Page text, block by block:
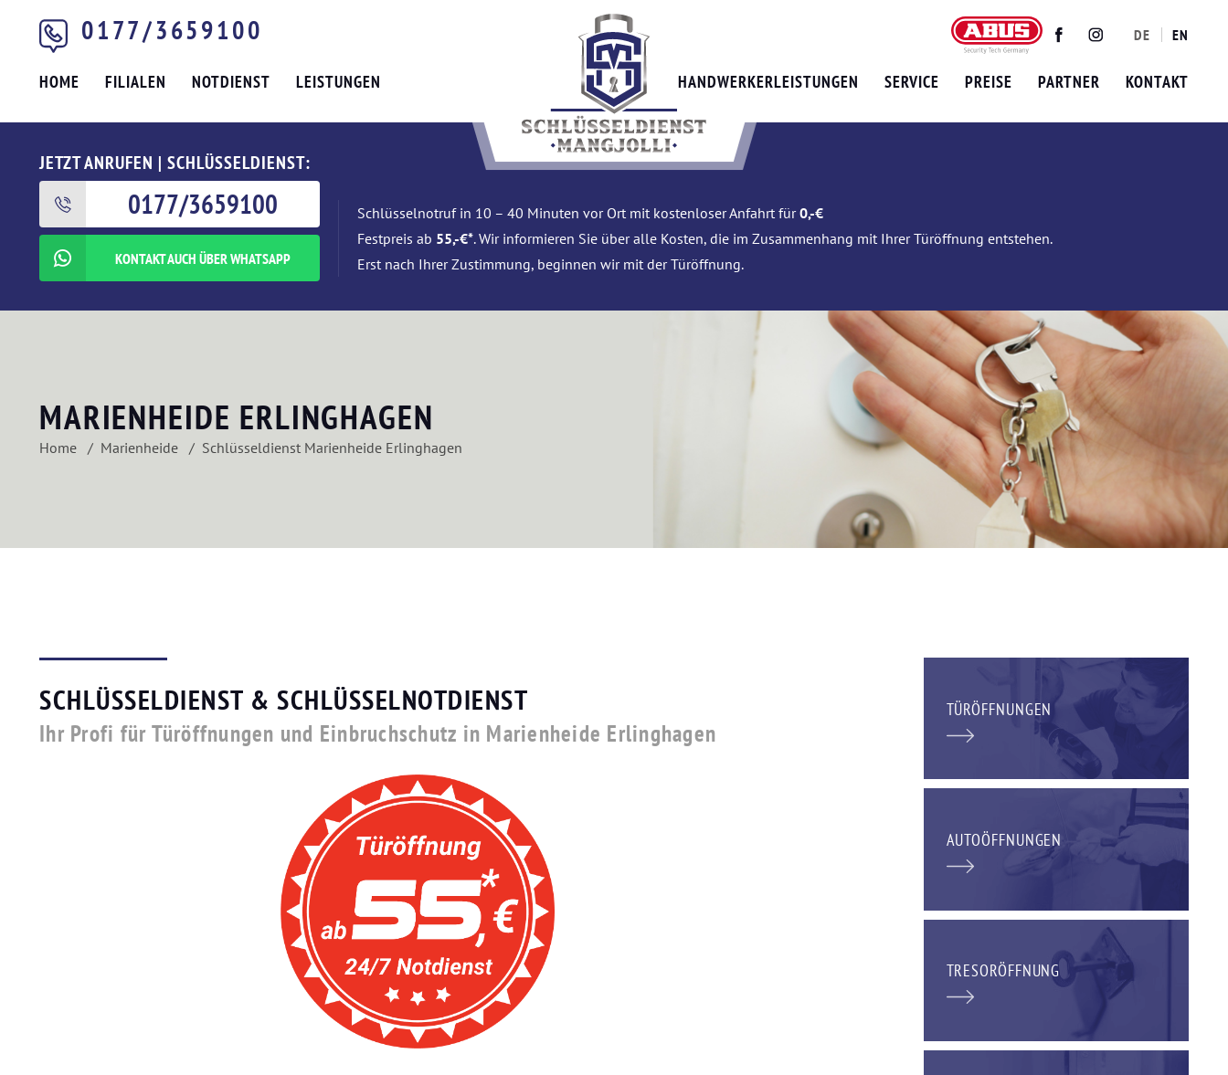
0177/3659100 TwitterFacebookInstagram
DE EN
HOME FILIALEN NOTDIENST LEISTUNGEN HANDWERKERLEISTUNGEN SERVICE PREISE PARTNER KONTAKT
JETZT ANRUFEN | SCHLÜSSELDIENST:
0177/3659100
KONTAKT AUCH ÜBER WHATSAPP
Schlüsselnotruf in 10 – 40 Minuten vor Ort mit kostenloser Anfahrt für0,-€
Festpreis ab 55,-€*. Wir informieren Sie über alle Kosten, die im Zusammenhang mit Ihrer Türöffnung entstehen.
Erst nach Ihrer Zustimmung, beginnen wir mit der Türöffnung.
MARIENHEIDE ERLINGHAGEN
Home Marienheide Schlüsseldienst Marienheide Erlinghagen
SCHLÜSSELDIENST & SCHLÜSSELNOTDIENST
Ihr Profi für Türöffnungen und Einbruchschutz in Marienheide Erlinghagen
TÜRÖFFNUNGEN
AUTOÖFFNUNGEN
TRESORÖFFNUNG